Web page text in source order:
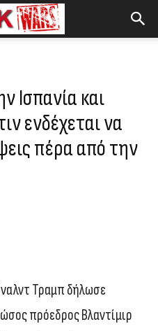
Ισπανία και
ενδέχεται να
πέρα από την
Τραμπ δήλωσε
πρόεδρος Βλαντίμιρ